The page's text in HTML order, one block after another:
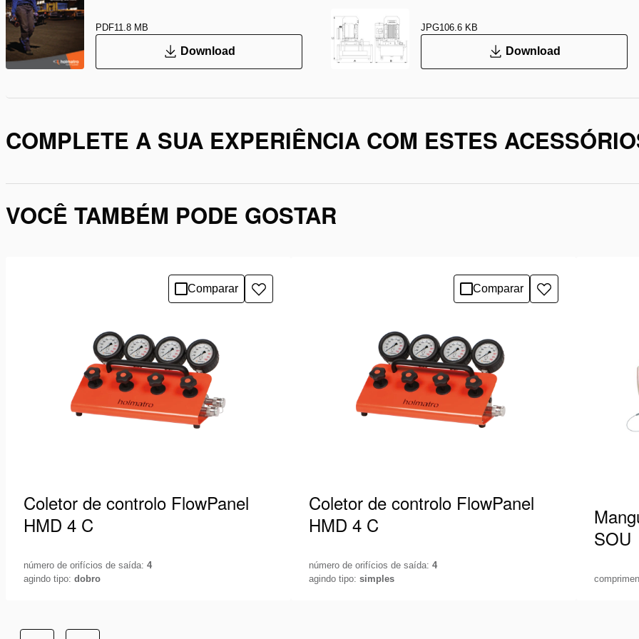
PDF11.8 MB
Download
JPG106.6 KB
Download
COMPLETE A SUA EXPERIÊNCIA COM ESTES
VOCÊ TAMBÉM PODE GOSTAR
Comparar
Adicionar
à
Coletor de controlo FlowPanel
HMD 4 C
número de orifícios de saída: 4
agindo tipo: dobro
Comparar
Adicionar
à
Coletor de controlo FlowPanel
HMD 4 C
número de orifícios de saída: 4
agindo tipo: simples
SOU